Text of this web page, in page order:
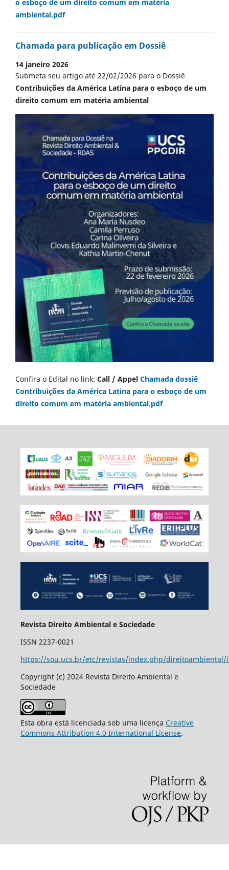
o esboço de um direito comum em matéria
ambiental.pdf
Chamada para publicação em Dossiê
14 janeiro 2026
Submeta seu artigo até 22/02/2026 para o Dossiê
Contribuições da América Latina para o esboço de um
direito comum em matéria ambiental
Confira o Edital no link: Call / Appel Chamada dossiê
Contribuições da América Latina para o esboço de um
direito comum em matéria ambiental.pdf
Revista Direito Ambiental e Sociedade
ISSN 2237-0021
https://sou.ucs.br/etc/revistas/index.php/direitoambiental/
Copyright (c) 2024 Revista Direito Ambiental e
Sociedade
Esta obra está licenciada sob uma licença Creative
Commons Attribution 4.0 International License.